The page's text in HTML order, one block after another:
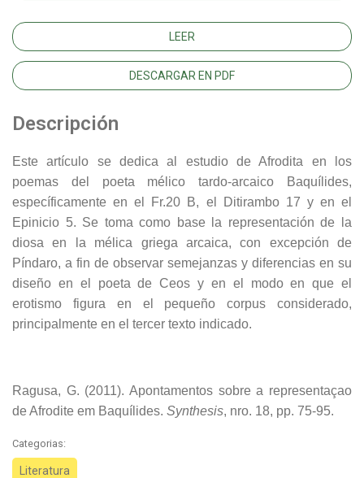
LEER
DESCARGAR EN PDF
Descripción
Este artículo se dedica al estudio de Afrodita en los
poemas del poeta mélico tardo-arcaico Baquílides,
específicamente en el Fr.20 B, el Ditirambo 17 y en el
Epinicio 5. Se toma como base la representación de la
diosa en la mélica griega arcaica, con excepción de
Píndaro, a fin de observar semejanzas y diferencias en su
diseño en el poeta de Ceos y en el modo en que el
erotismo figura en el pequeño corpus considerado,
principalmente en el tercer texto indicado.
Ragusa, G. (2011). Apontamentos sobre a representaçao
de Afrodite em Baquílides. Synthesis, nro. 18, pp. 75-95.
Categorias:
Literatura